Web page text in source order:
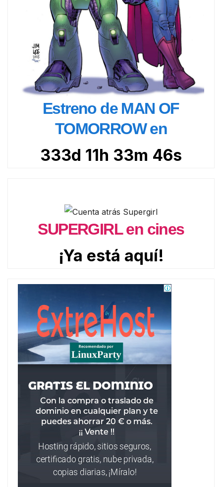
Estreno de MAN OF
TOMORROW en
333d 11h 33m 44s
SUPERGIRL en cines
¡Ya está aquí!